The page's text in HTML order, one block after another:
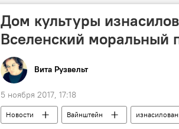
Дом культуры
Вселенский моральный
Вита Рузвельт
5 ноября 2017, 17:18
Новости Вайнштейн